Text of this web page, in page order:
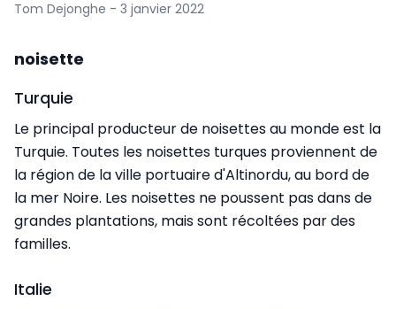
Tom Dejonghe - 3 janvier 2022
noisette
Turquie
Le principal producteur de noisettes au monde est la
Turquie. Toutes les noisettes turques proviennent de
la région de la ville portuaire d'Altinordu, au bord de
la mer Noire. Les noisettes ne poussent pas dans de
grandes plantations, mais sont récoltées par des
familles.
Italie